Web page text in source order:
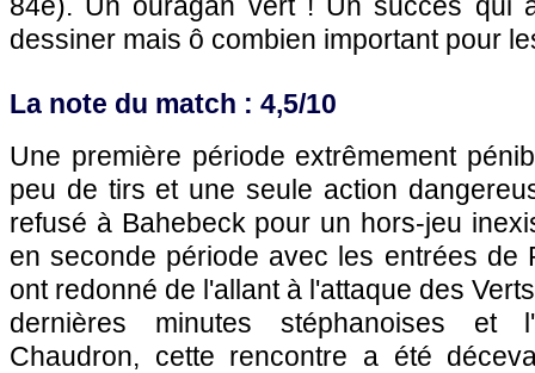
dessiner mais ô combien important pour
La note du match : 4,5/10
Une première période extrêmement
peu de tirs et une seule action
refusé à Bahebeck pour un hors-jeu
en seconde période avec les entrées de
ont redonné de l'allant à l'attaque des
dernières minutes stéphanoises et
Chaudron, cette rencontre a été